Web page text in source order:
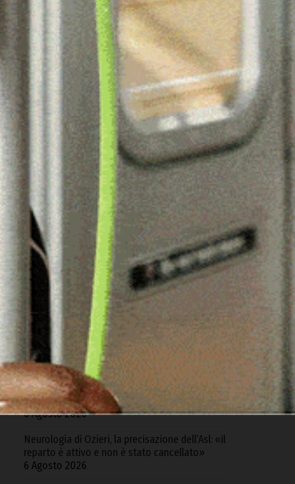
ARTICOLI RECENTI
Calangianus ospita il “Forum della filiera
bovina”
6 Agosto 2026
Il sindaco di Calangianus chiede la chiusura del
centro di prima accoglienza: «Situazione non
più tollerabile»,
6 Agosto 2026
Dalla Regione 4,6 milioni per Ozieri: «Ora la
maggioranza si dimostri all’altezza di saper
gestire queste risorse»
6 Agosto 2026
Neurologia di Ozieri, la precisazione dell’Asl: «il
reparto è attivo e non è stato cancellato»
6 Agosto 2026